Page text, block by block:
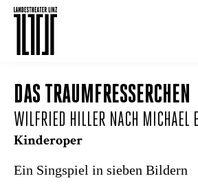
DAS TRAUMFRESSERCHEN
WILFRIED HILLER NACH MICHAEL
Kinderoper
Ein Singspiel in sieben Bildern